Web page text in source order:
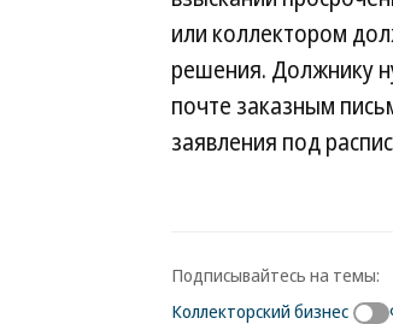
или коллектором
решения. Должнику
почте заказным
заявления под
Подписывайтесь на темы:
Коллекторский бизнес